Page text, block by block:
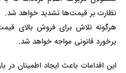
نظارت بر قیمت‌ها تشدید خواهد شد.
هرگونه تلاش برای فروش بالای
برخورد قانونی مواجه خواهد شد.
این اقدامات باعث ایجاد اطمینان در